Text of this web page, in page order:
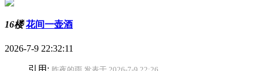
16楼 花间一壶酒
2026-7-9 22:32:11